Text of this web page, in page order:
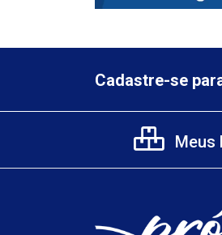
Cadastre-se
Meus